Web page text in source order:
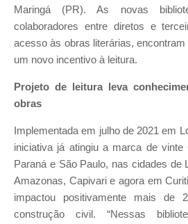
Maringá (PR). As novas
colaboradores entre diretos e
acesso às obras literárias,
um novo incentivo à leitura.
Projeto de leitura leva
obras
Implementada em julho de 2021 em
iniciativa já atingiu a marca de vinte
Paraná e São Paulo, nas cidades de
Amazonas, Capivari e agora em
impactou positivamente mais de
construção civil. “Nessas